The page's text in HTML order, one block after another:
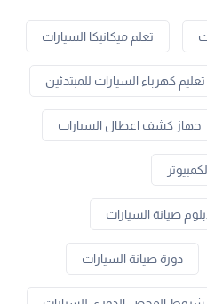
تعلم ميكانيكا السيارات
تعليم كهرباء السيارات للمبتدئين
جهاز كشف اعطال السيارات
صيانة السيارات
دورة صيانة السيارات